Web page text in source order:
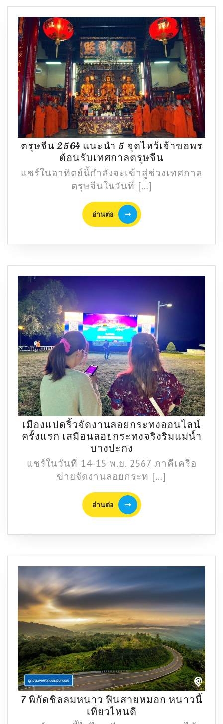
ตรุษจีน 2564 แนะนำ 5 จุดไหว้เจ้าขอพร
ต้อนรับเทศกาลตรุษจีน
จีน
เจ้า
พร
ต้อนรับ
ตรุษ
จีน
แชร์ในอาทิตย์นี้กำลังจะเข้าสู่ช่วงเทศกาล
ตรุษจีนในวันที่ […]
อ่านต่อ
อ่าน
ต่อ
เมืองแปดริ้วจัดงานลอยกระทงออนไลน์
ครั้งแรก เสมือนลอยกระทงจริงริมแม่น้ำ
บางปะกง
แปดริ้ว
จัด
งาน
ลอย
กระทง
ออนไลน์
ครั้ง
เสมือน
ลอย
จริง
ริม
แม่น้ำ
บางปะกง
แชร์ในวันที่ 14-15 พ.ย. 2567 ภาคีเครือ
ข่ายจัดงานลอยกระท […]
อ่านต่อ
อ่าน
ต่อ
7 พิกัดชิลลมหนาว ฟินสายหมอก หนาวนี้
เที่ยวไหนดี